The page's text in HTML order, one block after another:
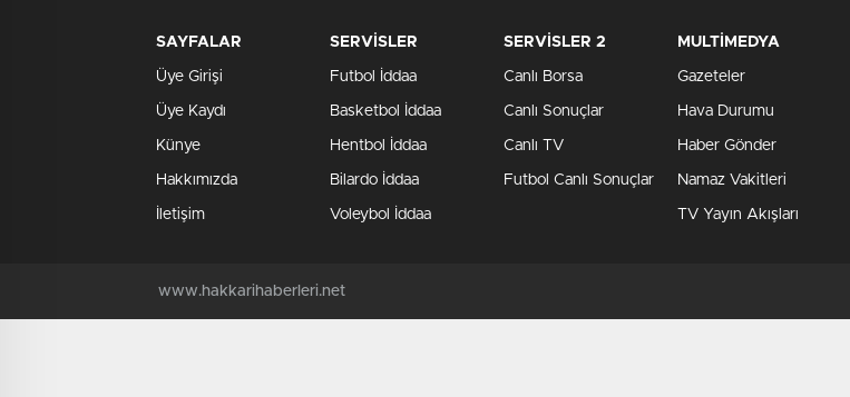
SAYFALAR
Üye Girişi
Üye Kaydı
Künye
Hakkımızda
İletişim
SERVİSLER
Futbol İddaa
Basketbol İddaa
Hentbol İddaa
Bilardo İddaa
Voleybol İddaa
SERVİSLER 2
Canlı Borsa
Canlı Sonuçlar
Canlı TV
Futbol Canlı Sonuçlar
MULTİMEDYA
Gazeteler
Hava Durumu
Haber Gönder
Namaz Vakitleri
TV Yayın Akışları
www.hakkarihaberleri.net